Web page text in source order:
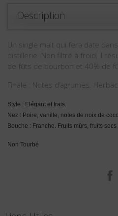
Description
Un single malt qui fera date
distillerie. Non filtré à froid, il
de fûts de bourbon et 40% de
Finale : Notes d’agrumes.
Style : Elégant et frais.
Nez : Poire, vanille, notes de noix de
Bouche : Franche. Fruits mûrs, fruits secs
Non Tourbé